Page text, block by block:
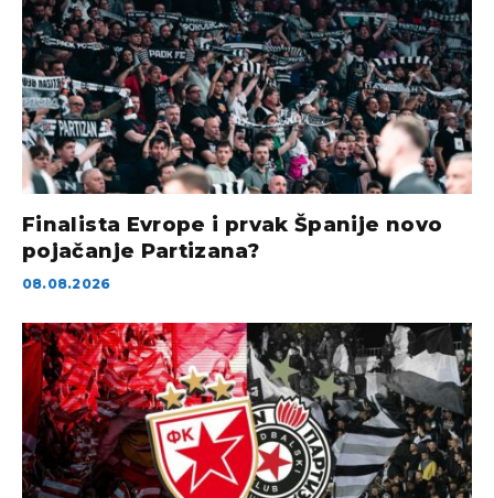
Finalista Evrope i prvak Španije novo
pojačanje Partizana?
08.08.2026